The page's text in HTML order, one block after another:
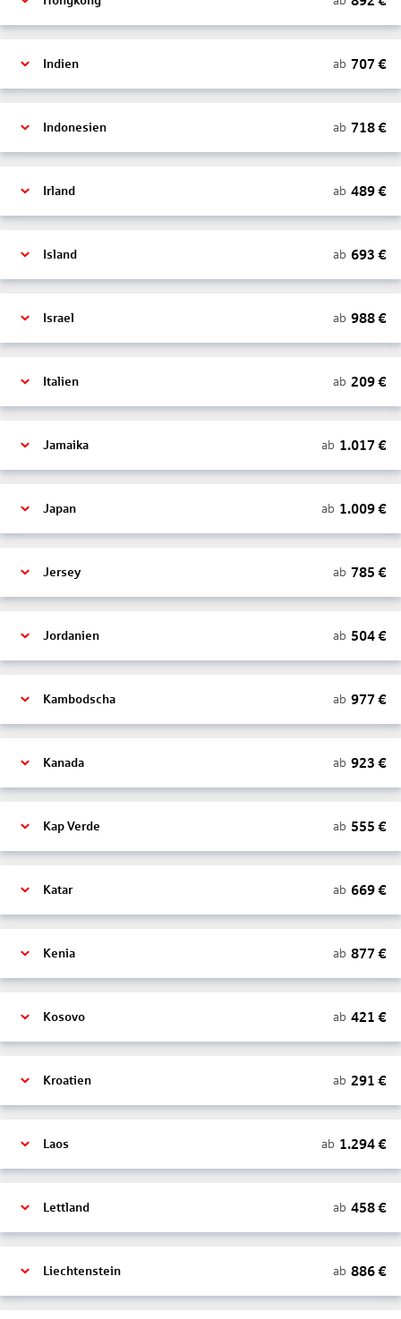
Indien ab 707 €
Indonesien ab 718€
Irland ab 489€
Island ab 693 €
Israel ab 988€
Italien ab 209€
Jamaika ab 1.017 €
Japan ab 1.009€
Jersey ab 785 €
Jordanien ab 504€
Kambodscha ab 977 €
Kanada ab 923 €
Kap Verde ab 555 €
Katar ab 669€
Kenia ab 877 €
Kosovo ab 421 €
Kroatien ab 291 €
Laos ab 1.294€
Lettland ab 458€
Liechtenstein ab 886€